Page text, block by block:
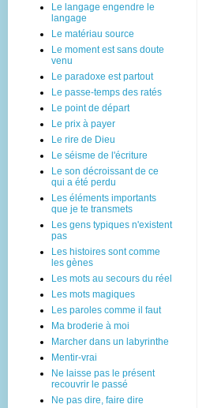
Le langage engendre le
langage
Le matériau source
Le moment est sans doute
venu
Le paradoxe est partout
Le passe-temps des ratés
Le point de départ
Le prix à payer
Le rire de Dieu
Le séisme de l'écriture
Le son décroissant de ce
qui a été perdu
Les éléments importants
que je te transmets
Les gens typiques n'existent
pas
Les histoires sont comme
les gènes
Les mots au secours du réel
Les mots magiques
Les paroles comme il faut
Ma broderie à moi
Marcher dans un labyrinthe
Mentir-vrai
Ne laisse pas le présent
recouvrir le passé
Ne pas dire, faire dire